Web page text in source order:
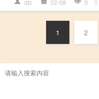
dtz 02-08 0
1 2